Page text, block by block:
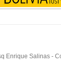
Enrique Salinas -